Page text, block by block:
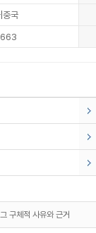
중국
구체적 사유와 근거